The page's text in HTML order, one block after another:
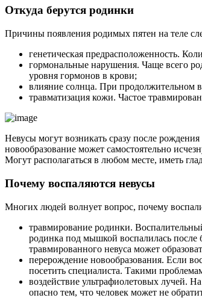
Откуда берутся родинки
Причины появления родимых пятен на теле
генетическая предрасположенность.
гормональные нарушения. Чаще всего
уровня гормонов в крови;
влияние солнца. При продолжительном
травматизация кожи. Частое
Невусы могут возникать сразу после
новообразование может самостоятельно
Могут располагаться в любом месте, иметь
Почему воспаляются невусы
Многих людей волнует вопрос, почему
травмирование родинки.
родинка под мышкой воспалилась после
травмированного невуса может
перерождение новообразования. Если
посетить специалиста. Такими
воздействие ультрафиолетовых лучей.
опасно тем, что человек может не